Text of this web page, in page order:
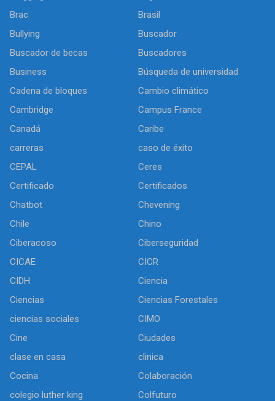
Brac
Brasil
Bullying
Buscador
Buscador de becas
Buscadores
Business
Búsqueda de universidad
Cadena de bloques
Cambio climático
Cambridge
Campus France
Canadá
Caribe
carreras
caso de éxito
CEPAL
Ceres
Certificado
Certificados
Chatbot
Chevening
Chile
Chino
Ciberacoso
Ciberseguridad
CICAE
CICR
CIDH
Ciencia
Ciencias
Ciencias Forestales
ciencias sociales
CIMO
Cine
Ciudades
clase en casa
clinica
Cocina
Colaboración
colegio luther king
Colfuturo